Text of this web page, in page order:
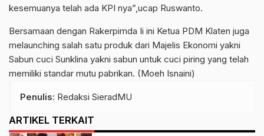
kesemuanya telah ada KPI nya”,ucap Ruswanto.
Bersamaan dengan Rakerpimda Ii ini Ketua PDM Klaten juga
melaunching salah satu produk dari Majelis Ekonomi yakni
Sabun cuci Sunklina yakni sabun untuk cuci piring yang telah
memiliki standar mutu pabrikan. (Moeh Isnaini)
Penulis: Redaksi SieradMU
ARTIKEL TERKAIT